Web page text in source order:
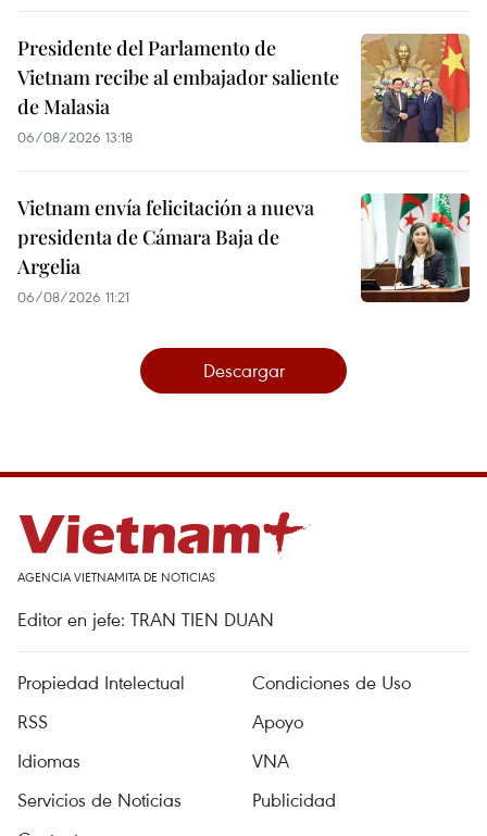
Presidente del Parlamento de
Vietnam recibe al embajador saliente
de Malasia
06/08/2026 13:18
Vietnam envía felicitación a nueva
presidenta de Cámara Baja de
Argelia
06/08/2026 11:21
Descargar
AGENCIA VIETNAMITA DE NOTICIAS
Editor en jefe: TRAN TIEN DUAN
Propiedad Intelectual
Condiciones de Uso
RSS
Apoyo
Idiomas
VNA
Servicios de Noticias
Publicidad